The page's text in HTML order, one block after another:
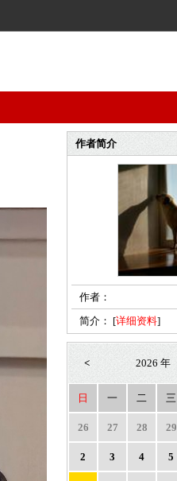
作者简介
作者：
简介： [详细资料]
< 2026 年
日 一 二 三
26 27 28 29
2 3 4 5